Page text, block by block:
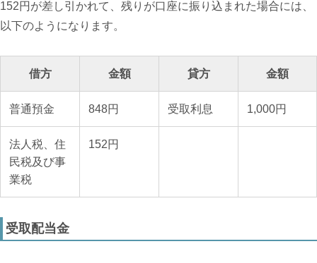
152円が差し引かれて、残りが口座に振り込まれた場合には、
以下のようになります。
借方 金額 貸方 金額
普通預金 848円 受取利息 1,000円
法人税、住
民税及び事
業税
152円
受取配当金